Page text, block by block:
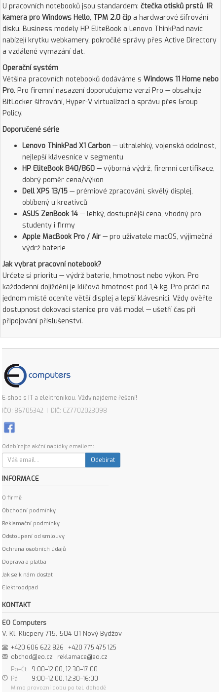
U pracovních notebooků jsou standardem: čtečka otisků prstů, IR
kamera pro Windows Hello, TPM 2.0 čip a hardwarové šifrování
disku. Business modely HP EliteBook a Lenovo ThinkPad navíc
nabízejí krytku webkamery, pokročilé správy přes Active Directory
a vzdálené vymazání dat.
Operační systém
Většina pracovních notebooků dodáváme s Windows 11 Home nebo
Pro. Pro firemní nasazení doporučujeme verzi Pro — obsahuje
BitLocker šifrování, Hyper-V virtualizaci a správu přes Group
Policy.
Doporučené série
Lenovo ThinkPad X1 Carbon — ultralehký, vojenská odolnost,
nejlepší klávesnice v segmentu
HP EliteBook 840/860 — výborná výdrž, firemní certifikace,
dobrý poměr cena/výkon
Dell XPS 13/15 — prémiové zpracování, skvělý displej,
oblíbený u kreativců
ASUS ZenBook 14 — lehký, dostupnější cena, vhodný pro
studenty i firmy
Apple MacBook Pro / Air — pro uživatele macOS, výjimečná
výdrž baterie
Jak vybrat pracovní notebook?
Určete si prioritu — výdrž baterie, hmotnost nebo výkon. Pro
každodenní dojíždění je klíčová hmotnost pod 1,4 kg. Pro práci na
jednom místě oceníte větší displej a lepší klávesnici. Vždy ověřte
dostupnost dokovací stanice pro váš model — ušetří čas při
připojování příslušenství.
E-shop s IT a elektronikou. Vždy najdeme řešení!
IČO: 86705342 | DIČ: CZ7702023098
Odebírejte akční nabídky emailem:
Odebírat
INFORMACE
O firmě
Obchodní podmínky
Reklamační podmínky
Odstoupení od smlouvy
Ochrana osobních údajů
Doprava a platba
Jak se k nám dostat
Elektroodpad
KONTAKT
EO Computers
V. Kl. Klicpery 715, 504 01 Nový Bydžov
+420 606 622 826
+420 775 475 125
obchod@eo.cz
reklamace@eo.cz
Po–Čt
9:00–12:00, 12:30–17:00
Pá
9:00–12:00, 12:30–16:00
Mimo provozní dobu po tel. dohodě